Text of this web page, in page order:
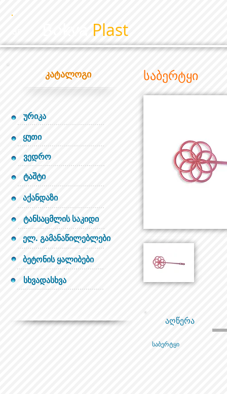
Plast
კატალოგი
ურიკა
ყუთი
ვედრო
ტაშტი
აქანდაზი
ტანსაცმლის საკიდი
ელ. გამანაწილებლები
ბეტონის ყალიბები
სხვადასხვა
საბერტყი
აღწერა
საბერტყი